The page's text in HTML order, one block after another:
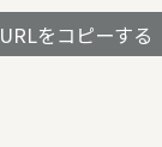
URLをコピーする